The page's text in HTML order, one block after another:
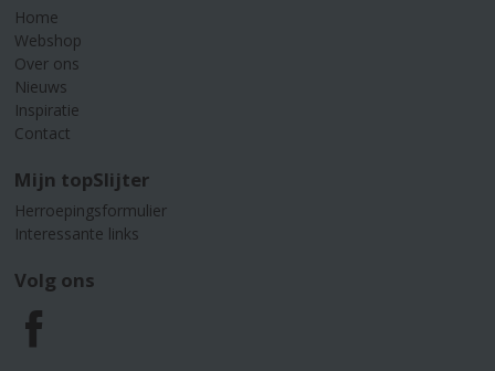
Home
Webshop
Over ons
Nieuws
Inspiratie
Contact
Mijn topSlijter
Herroepingsformulier
Interessante links
Volg ons
F